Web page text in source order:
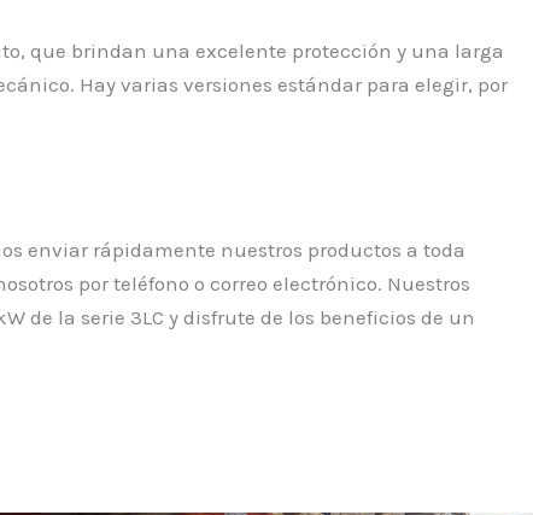
que brindan una excelente protección y una larga
Hay varias versiones estándar para elegir, por
enviar rápidamente nuestros productos a toda
por teléfono o correo electrónico. Nuestros
de la serie 3LC y disfrute de los beneficios de un